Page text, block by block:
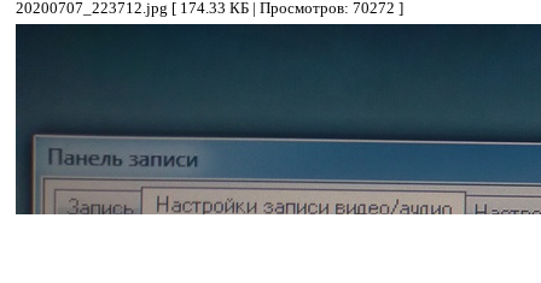
20200707_223712.jpg [ 174.33 КБ | Просмотров: 70272 ]